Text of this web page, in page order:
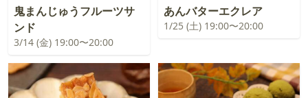
鬼まんじゅうフルーツサ
ンド
3/14 (金) 19:00〜20:00
あんバターエクレア
1/25 (土) 19:00〜20:00